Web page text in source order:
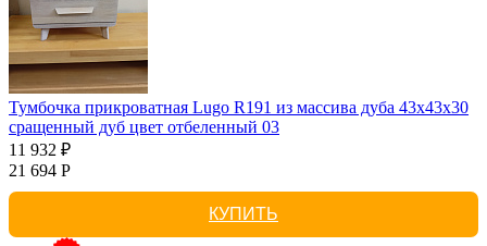
Тумбочка прикроватная Lugo R191 из массива дуба 43х43х30
сращенный дуб цвет отбеленный 03
11 932 ₽
21 694 Р
КУПИТЬ